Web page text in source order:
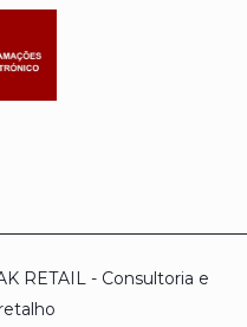
RETAIL - Consultoria e